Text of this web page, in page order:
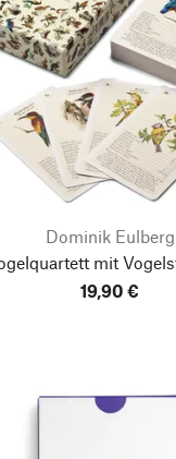
Dominik Eulberg
mit
19,90 €